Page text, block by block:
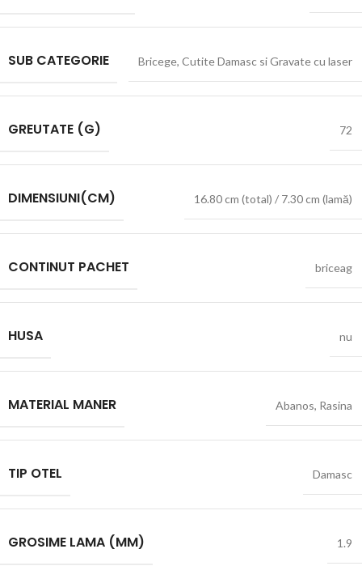
SUB CATEGORIE Bricege, Cutite Damasc si Gravate cu laser
GREUTATE (G) 72
DIMENSIUNI(CM) 16.80 cm (total) / 7.30 cm (lamă)
CONTINUT PACHET briceag
HUSA nu
MATERIAL MANER Abanos, Rasina
TIP OTEL Damasc
GROSIME LAMA (MM) 1.9